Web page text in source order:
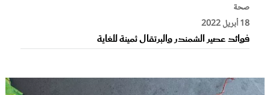
صحة
18 أبريل 2022
فوائد عصير الشمندر والبرتقال ثمينة للغاية